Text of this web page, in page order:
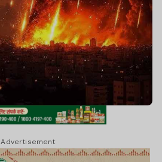
Advertisement